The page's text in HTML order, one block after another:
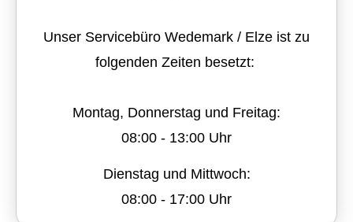
Unser Servicebüro Wedemark / Elze ist zu
folgenden Zeiten besetzt:
Montag, Donnerstag und Freitag:
08:00 - 13:00 Uhr
Dienstag und Mittwoch:
08:00 - 17:00 Uhr